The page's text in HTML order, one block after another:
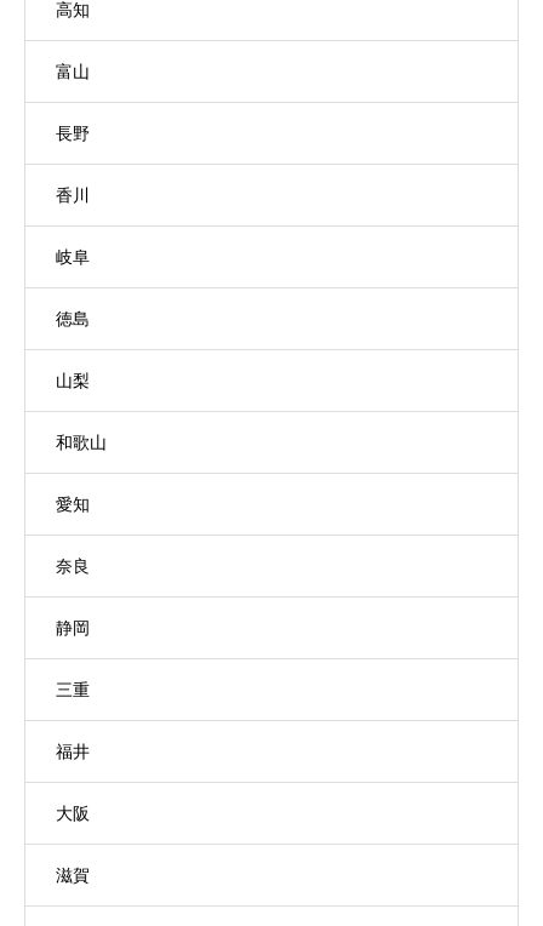
高知
富山
長野
香川
岐阜
徳島
山梨
和歌山
愛知
奈良
静岡
三重
福井
大阪
滋賀